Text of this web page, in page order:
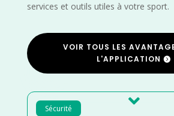
services et outils utiles à votre sport.
VOIR TOUS LES
L'APPLICATION
Sécurité 